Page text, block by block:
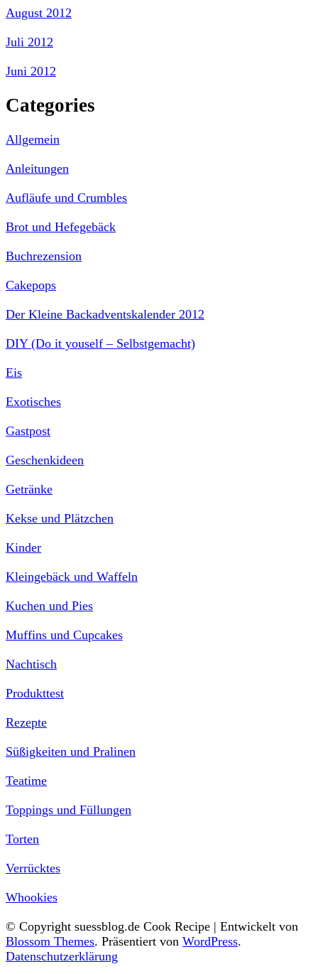
August 2012
Juli 2012
Juni 2012
Categories
Allgemein
Anleitungen
Aufläufe und Crumbles
Brot und Hefegebäck
Buchrezension
Cakepops
Der Kleine Backadventskalender 2012
DIY (Do it youself – Selbstgemacht)
Eis
Exotisches
Gastpost
Geschenkideen
Getränke
Kekse und Plätzchen
Kinder
Kleingebäck und Waffeln
Kuchen und Pies
Muffins und Cupcakes
Nachtisch
Produkttest
Rezepte
Süßigkeiten und Pralinen
Teatime
Toppings und Füllungen
Torten
Verrücktes
Whookies
© Copyright suessblog.de Cook Recipe | Entwickelt von
Blossom Themes. Präsentiert von WordPress.
Datenschutzerklärung